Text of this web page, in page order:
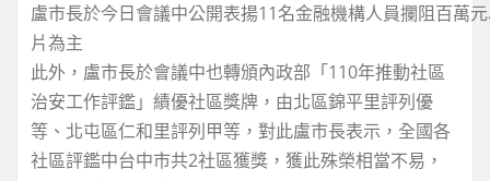
盧市長於今日會議中公開表揚11名金融機構人員攔阻百萬
片為主
此外，盧市長於會議中也轉頒內政部「110年推動社區
治安工作評鑑」績優社區獎牌，由北區錦平里評列優
等、北屯區仁和里評列甲等，對此盧市長表示，全國各
社區評鑑中台中市共2社區獲獎，獲此殊榮相當不易，